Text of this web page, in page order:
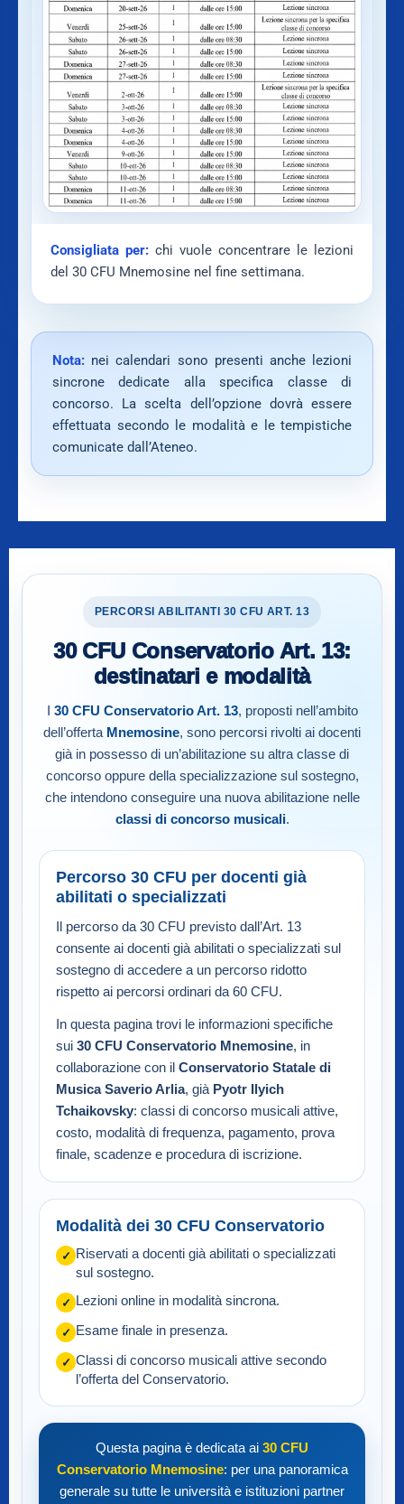
Consigliata per: chi vuole concentrare le lezioni
del 30 CFU Mnemosine nel fine settimana.
Nota: nei calendari sono presenti anche lezioni
sincrone dedicate alla specifica classe di
concorso. La scelta dell’opzione dovrà essere
effettuata secondo le modalità e le tempistiche
comunicate dall’Ateneo.
PERCORSI ABILITANTI 30 CFU ART. 13
30 CFU Conservatorio Art. 13:
destinatari e modalità
I 30 CFU Conservatorio Art. 13, proposti nell’ambito
dell’offerta Mnemosine, sono percorsi rivolti ai docenti
già in possesso di un’abilitazione su altra classe di
concorso oppure della specializzazione sul sostegno,
che intendono conseguire una nuova abilitazione nelle
classi di concorso musicali.
Percorso 30 CFU per docenti già
abilitati o specializzati
Il percorso da 30 CFU previsto dall’Art. 13
consente ai docenti già abilitati o specializzati sul
sostegno di accedere a un percorso ridotto
rispetto ai percorsi ordinari da 60 CFU.
In questa pagina trovi le informazioni specifiche
sui 30 CFU Conservatorio Mnemosine, in
collaborazione con il Conservatorio Statale di
Musica Saverio Arlia, già Pyotr Ilyich
Tchaikovsky: classi di concorso musicali attive,
costo, modalità di frequenza, pagamento, prova
finale, scadenze e procedura di iscrizione.
Modalità dei 30 CFU Conservatorio
✓ Riservati a docenti già abilitati o specializzati
sul sostegno.
✓ Lezioni online in modalità sincrona.
✓ Esame finale in presenza.
✓ Classi di concorso musicali attive secondo
l’offerta del Conservatorio.
Questa pagina è dedicata ai 30 CFU
Conservatorio Mnemosine: per una panoramica
generale su tutte le università e istituzioni partner